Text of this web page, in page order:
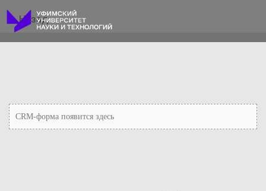
Назад
CRM-форма появится здесь